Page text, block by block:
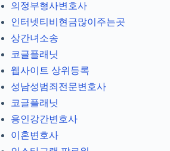
의정부형사변호사
인터넷티비현금많이주는곳
상간녀소송
코글플래닛
웹사이트 상위등록
성남성범죄전문변호사
코글플래닛
용인강간변호사
이혼변호사